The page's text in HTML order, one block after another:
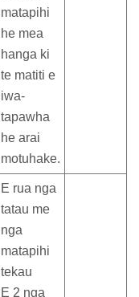
matapihi
he mea
hanga ki
te matiti e
iwa-
tapawha
he arai
motuhake.
E rua nga
tatau me
nga
matapihi
tekau
E 2 nga